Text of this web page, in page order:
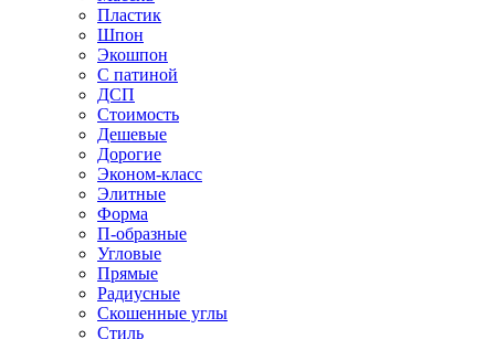
Пластик
Шпон
Экошпон
С патиной
ДСП
Стоимость
Дешевые
Дорогие
Эконом-класс
Элитные
Форма
П-образные
Угловые
Прямые
Радиусные
Скошенные углы
Стиль